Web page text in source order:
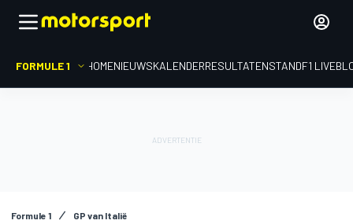
FORMULE 1 HOMENIEUWSKALENDERRESULTATENSTANDF1
Formule 1 GP van Italië